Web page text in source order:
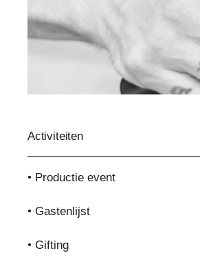
Activiteiten
• Productie event
• Gastenlijst
• Gifting